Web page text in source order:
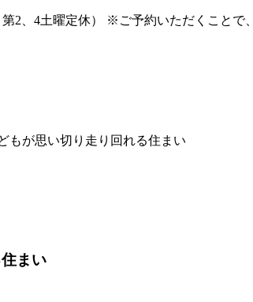
2、4土曜定休） ※ご予約いただくことで
もが思い切り走り回れる住まい
まい